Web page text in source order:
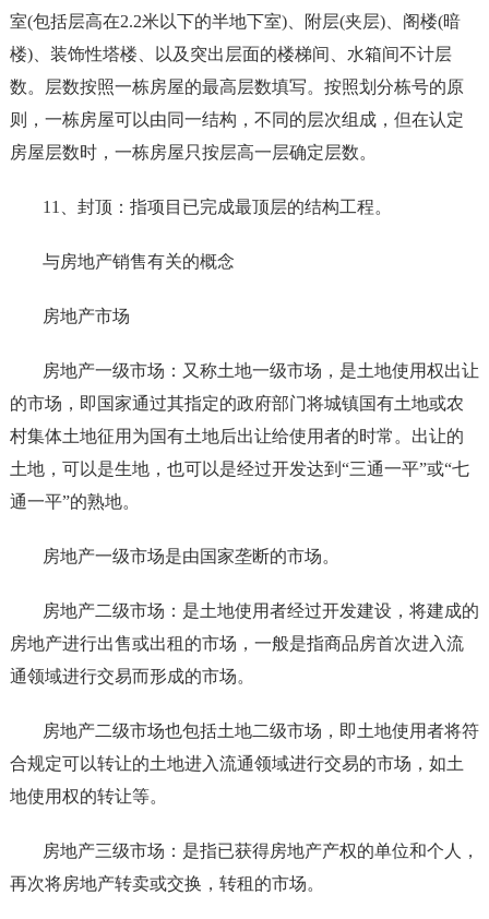
室(包括层高在2.2米以下的半地下室)、附层(夹层)、阁楼(暗
楼)、装饰性塔楼、以及突出层面的楼梯间、水箱间不计层
数。层数按照一栋房屋的最高层数填写。按照划分栋号的原
则，一栋房屋可以由同一结构，不同的层次组成，但在认定
房屋层数时，一栋房屋只按层高一层确定层数。
11、封顶：指项目已完成最顶层的结构工程。
与房地产销售有关的概念
房地产市场
房地产一级市场：又称土地一级市场，是土地使用权出让
的市场，即国家通过其指定的政府部门将城镇国有土地或农
村集体土地征用为国有土地后出让给使用者的时常。出让的
土地，可以是生地，也可以是经过开发达到“三通一平”或“七
通一平”的熟地。
房地产一级市场是由国家垄断的市场。
房地产二级市场：是土地使用者经过开发建设，将建成的
房地产进行出售或出租的市场，一般是指商品房首次进入流
通领域进行交易而形成的市场。
房地产二级市场也包括土地二级市场，即土地使用者将符
合规定可以转让的土地进入流通领域进行交易的市场，如土
地使用权的转让等。
房地产三级市场：是指已获得房地产产权的单位和个人，
再次将房地产转卖或交换，转租的市场。